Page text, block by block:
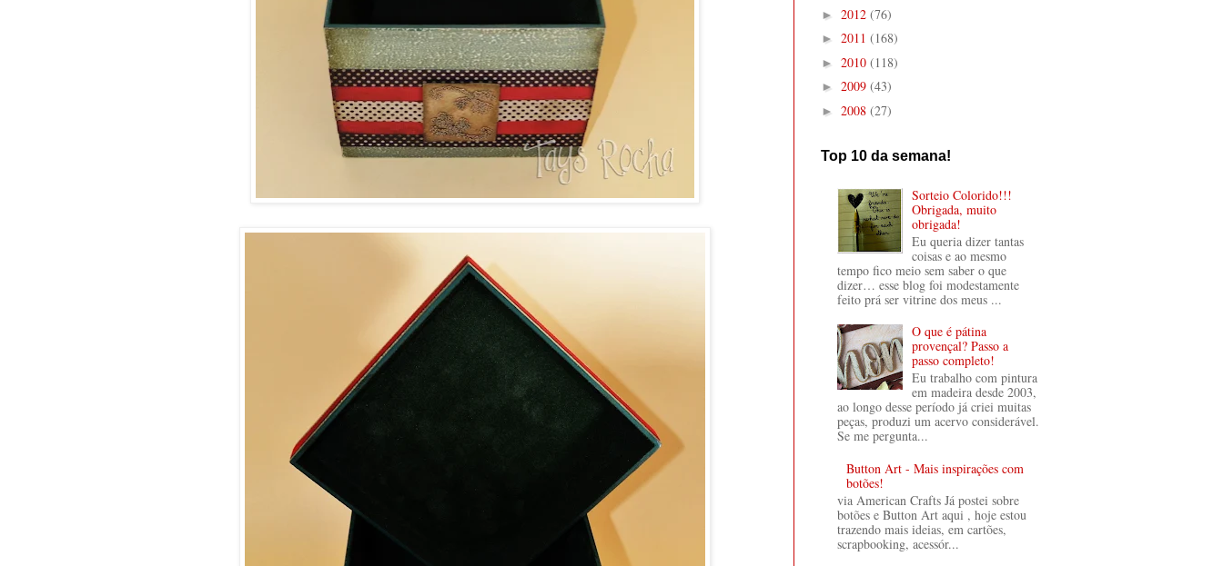
► 2012 (76)
► 2011 (168)
► 2010 (118)
► 2009 (43)
► 2008 (27)
Top 10 da semana!
Sorteio Colorido!!!
Obrigada, muito
obrigada!
Eu queria dizer tantas
coisas e ao mesmo
tempo fico meio sem saber o que
dizer… esse blog foi modestamente
feito prá ser vitrine dos meus ...
O que é pátina
provençal? Passo a
passo completo!
Eu trabalho com pintura
em madeira desde 2003,
ao longo desse período já criei muitas
peças, produzi um acervo considerável.
Se me pergunta...
Button Art - Mais inspirações com
botões!
via American Crafts Já postei sobre
botões e Button Art aqui , hoje estou
trazendo mais ideias, em cartões,
scrapbooking, acessór...